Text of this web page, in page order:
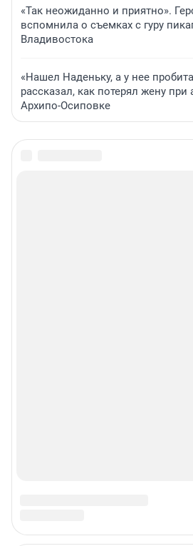
«Так неожиданно и приятно».
вспомнила о съемках с гуру
Владивостока
«Нашел Наденьку, а у нее
рассказал, как потерял жену
Архипо-Осиповке